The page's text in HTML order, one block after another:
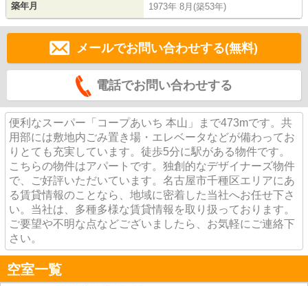
築年月 1973年 8月(築53年)
メールでお問い合わせする(無料)
電話でお問い合わせする
便利なスーパー「コープあいち 本山」まで473mです。共
用部には敷地内ごみ置き場・エレベータなどが備わってお
りとても充実しています。徒歩5分に駅がある物件です。
こちらの物件はアパートです。独創的なデザイナーズ物件
で、ご好評いただいています。名古屋市千種区エリアにあ
る賃貸情報のことなら、地域に密着した当社へお任せ下さ
い。当社は、多種多様な賃貸情報を取り扱っております。
ご要望や不明な点などございましたら、お気軽にご連絡下
さい。
空室一覧